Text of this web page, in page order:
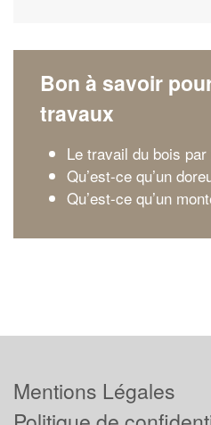
Bon à savoir
travaux
Le travail du bois
Qu’est-ce qu’un
Qu’est-ce qu’un
Mentions Légales